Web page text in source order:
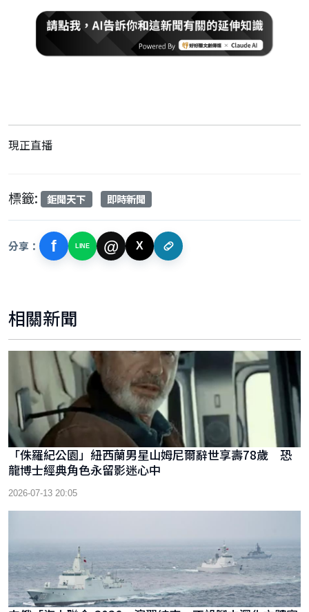
現正直播
標籤: 鉅聞天下 即時新聞
分享： f LINE @ X
相關新聞
「侏羅紀公園」紐西蘭男星山姆尼爾辭世享壽78歲 恐
龍博士經典角色永留影迷心中
2026-07-13 20:05